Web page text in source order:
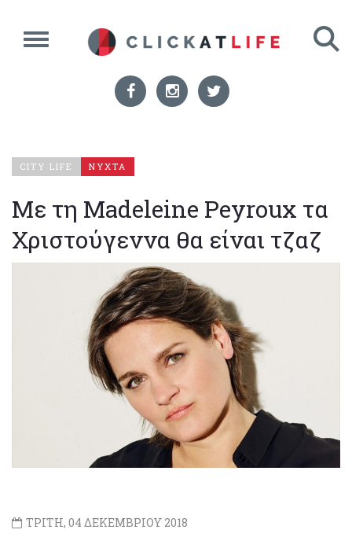
CITY LIFE ΝΥΧΤΑ
Με τη Madeleine Peyroux τα
Χριστούγεννα θα είναι τζαζ
ΤΡΙΤΗ, 04 ΔΕΚΕΜΒΡΙΟΥ 2018